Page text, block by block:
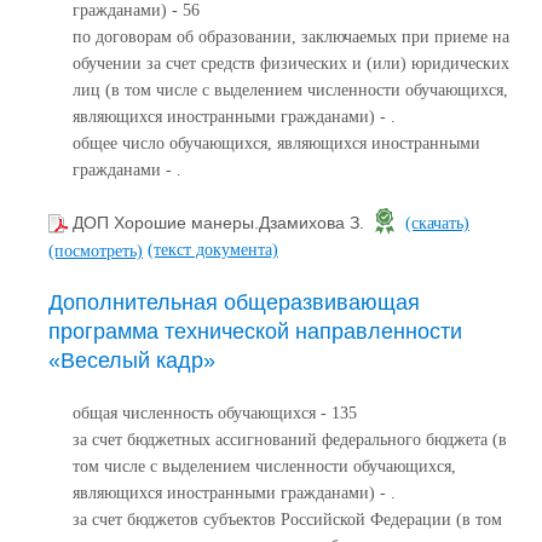
гражданами) - 56
по договорам об образовании, заключаемых при приеме на
обучении за счет средств физических и (или) юридических
лиц (в том числе с выделением численности обучающихся,
являющихся иностранными гражданами) - .
общее число обучающихся, являющихся иностранными
гражданами - .
ДОП Хорошие манеры.Дзамихова З.
(скачать)
(посмотреть) (текст документа)
Дополнительная общеразвивающая
программа технической направленности
«Веселый кадр»
общая численность обучающихся - 135
за счет бюджетных ассигнований федерального бюджета (в
том числе с выделением численности обучающихся,
являющихся иностранными гражданами) - .
за счет бюджетов субъектов Российской Федерации (в том